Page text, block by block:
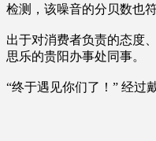
检测，该噪音的分贝数也
出于对消费者负责的态度
思乐的贵阳办事处同事。
“终于遇见你们了！” 经过